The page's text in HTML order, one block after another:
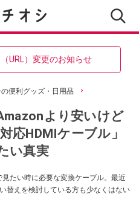
URL）変更のお知らせ
便利グッズ・日用品
より安いけど
応HDMIケーブル」
い真実
たい時に必要な変換ケーブル。最近
替えを検討している方も少なくはない